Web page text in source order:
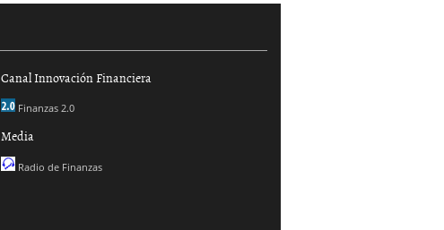
Canal Innovación Financiera
Finanzas 2.0
Media
Radio de Finanzas